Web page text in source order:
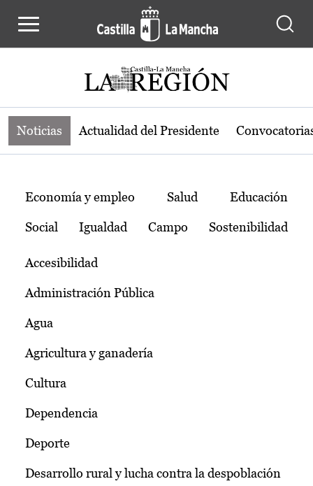
Noticias de la región de Castilla-La
Noticias Actualidad del Presidente
Temas
Economía y empleo Salud Educación
Social Igualdad Campo Sostenibilidad
Accesibilidad
Administración Pública
Agua
Agricultura y ganadería
Cultura
Dependencia
Deporte
Desarrollo rural y lucha contra la despoblación